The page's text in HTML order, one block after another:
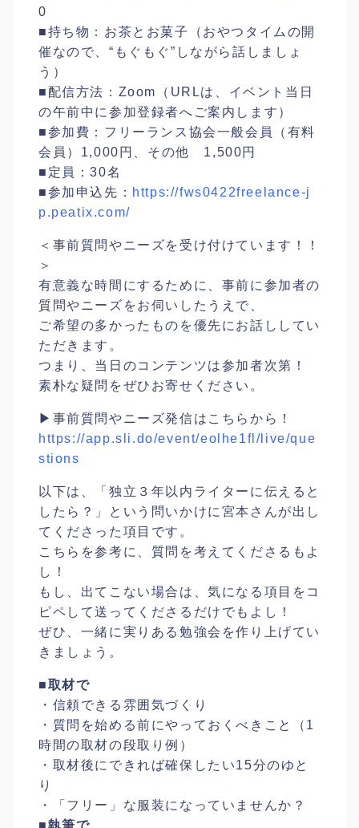
0
■持ち物：お茶とお菓子（おやつタイムの開
催なので、“もぐもぐ”しながら話しましょ
う）
■配信方法：Zoom（URLは、イベント当日
の午前中に参加登録者へご案内します）
■参加費：フリーランス協会一般会員（有料
会員）1,000円、その他 1,500円
■定員：30名
■参加申込先： https://fws0422freelance-j
p.peatix.com/
＜事前質問やニーズを受け付けています！！
＞
有意義な時間にするために、事前に参加者の
質問やニーズをお伺いしたうえで、
ご希望の多かったものを優先にお話ししてい
ただきます。
つまり、当日のコンテンツは参加者次第！
素朴な疑問をぜひお寄せください。
▶︎事前質問やニーズ発信はこちらから！
https://app.sli.do/event/eolhe1fl/live/que
stions
以下は、「独立３年以内ライターに伝えると
したら？」という問いかけに宮本さんが出し
てくださった項目です。
こちらを参考に、質問を考えてくださるもよ
し！
もし、出てこない場合は、気になる項目をコ
ピペして送ってくださるだけでもよし！
ぜひ、一緒に実りある勉強会を作り上げてい
きましょう。
■取材で
・信頼できる雰囲気づくり
・質問を始める前にやっておくべきこと（1
時間の取材の段取り例）
・取材後にできれば確保したい15分のゆと
り
・「フリー」な服装になっていませんか？